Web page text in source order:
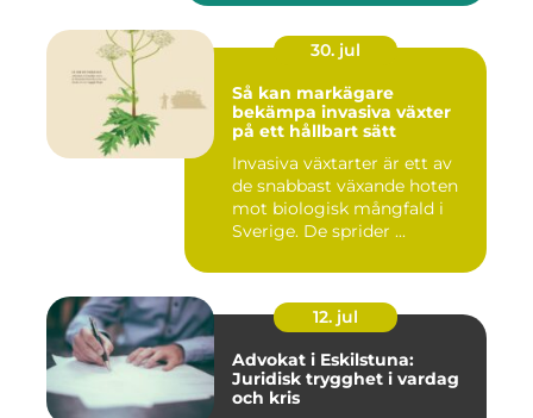
30. jul
Så kan markägare
bekämpa invasiva växter
på ett hållbart sätt
Invasiva växtarter är ett av
de snabbast växande hoten
mot biologisk mångfald i
Sverige. De sprider ...
12. jul
Advokat i Eskilstuna:
Juridisk trygghet i vardag
och kris